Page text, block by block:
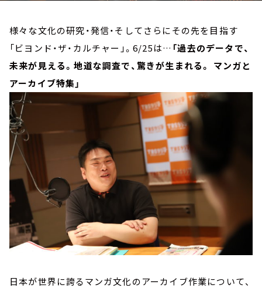
様々な文化の研究・発信・そしてさらにその先を目指す
「ビヨンド・ザ・カルチャー」。6/25は… 「過去のデータで、
未来が見える。地道な調査で、驚きが生まれる。
マンガと
アーカイブ特集」
日本が世界に誇るマンガ文化のアーカイブ作業について、